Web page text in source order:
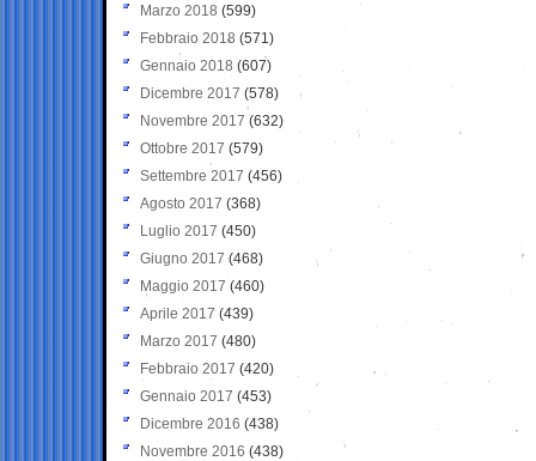
Marzo 2018 (599)
Febbraio 2018 (571)
Gennaio 2018 (607)
Dicembre 2017 (578)
Novembre 2017 (632)
Ottobre 2017 (579)
Settembre 2017 (456)
Agosto 2017 (368)
Luglio 2017 (450)
Giugno 2017 (468)
Maggio 2017 (460)
Aprile 2017 (439)
Marzo 2017 (480)
Febbraio 2017 (420)
Gennaio 2017 (453)
Dicembre 2016 (438)
Novembre 2016 (438)